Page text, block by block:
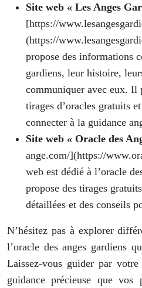
Site web « Les Anges
[https://
(https://
propose des informations
gardiens, leur histoire,
communiquer avec eux. Il
tirages d’oracles gratuits
connecter à la guidance
Site web « Oracle des
ange.com/](https://
web est dédié à l’oracle
propose des tirages
détaillées et des conseils
N’hésitez pas à explorer
l’oracle des anges gardiens
Laissez-vous guider par
guidance précieuse que vos